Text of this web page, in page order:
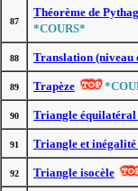
87
Théorème de
*COURS*
88 Translation (niveau
89 Trapèze
90 Triangle
91 Triangle et
92 Triangle isocèle